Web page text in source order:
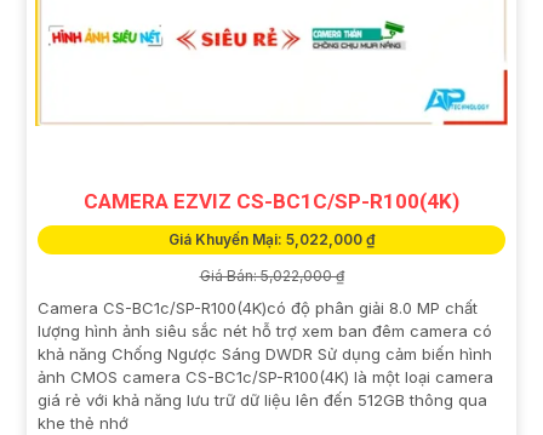
CAMERA EZVIZ CS-BC1C/SP-R100(4K)
Giá Khuyến Mại: 5,022,000 ₫
Giá Bán: 5,022,000 ₫
Camera CS-BC1c/SP-R100(4K)có độ phân giải 8.0 MP chất
lượng hình ảnh siêu sắc nét hỗ trợ xem ban đêm camera có
khả năng Chống Ngược Sáng DWDR Sử dụng cảm biến hình
ảnh CMOS camera CS-BC1c/SP-R100(4K) là một loại camera
giá rẻ với khả năng lưu trữ dữ liệu lên đến 512GB thông qua
khe thẻ nhớ